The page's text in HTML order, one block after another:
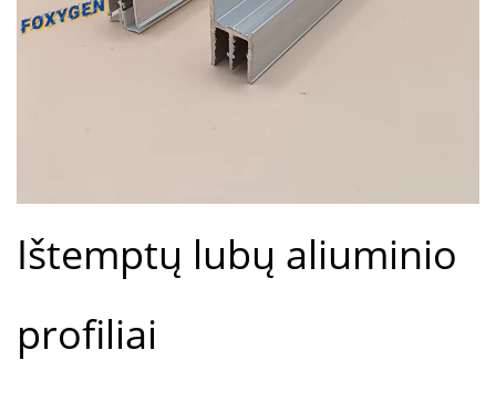
Ištemptų lubų aliuminio
profiliai